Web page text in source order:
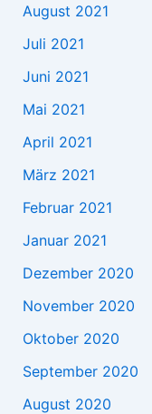
August 2021
Juli 2021
Juni 2021
Mai 2021
April 2021
März 2021
Februar 2021
Januar 2021
Dezember 2020
November 2020
Oktober 2020
September 2020
August 2020